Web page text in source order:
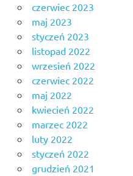
czerwiec 2023
maj 2023
styczeń 2023
listopad 2022
wrzesień 2022
czerwiec 2022
maj 2022
kwiecień 2022
marzec 2022
luty 2022
styczeń 2022
grudzień 2021